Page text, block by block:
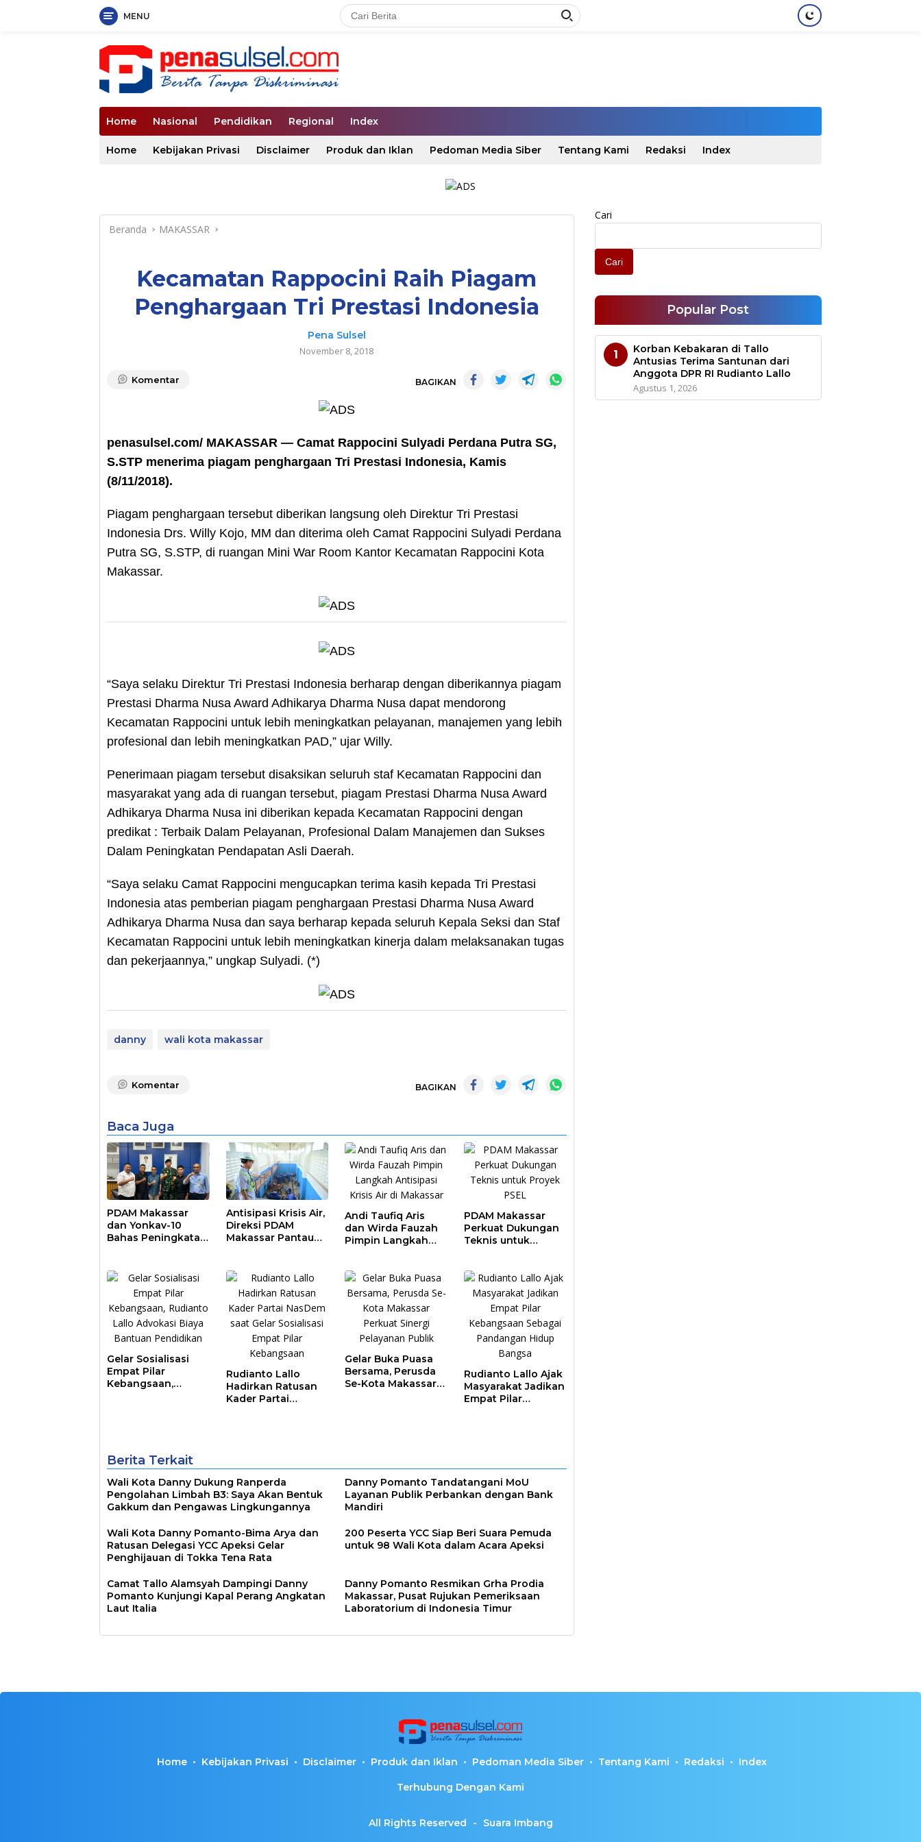
MENU
Home Nasional Pendidikan Regional Index
Home Kebijakan Privasi Disclaimer Produk dan Iklan Pedoman Media Siber Tentang Kami Redaksi Index
Beranda MAKASSAR
Kecamatan Rappocini Raih Piagam
Penghargaan Tri Prestasi Indonesia
Pena Sulsel
November 8, 2018
Komentar BAGIKAN
penasulsel.com/ MAKASSAR — Camat Rappocini Sulyadi Perdana Putra SG,
S.STP menerima piagam penghargaan Tri Prestasi Indonesia, Kamis
(8/11/2018).
Piagam penghargaan tersebut diberikan langsung oleh Direktur Tri Prestasi
Indonesia Drs. Willy Kojo, MM dan diterima oleh Camat Rappocini Sulyadi Perdana
Putra SG, S.STP, di ruangan Mini War Room Kantor Kecamatan Rappocini Kota
Makassar.
“Saya selaku Direktur Tri Prestasi Indonesia berharap dengan diberikannya piagam
Prestasi Dharma Nusa Award Adhikarya Dharma Nusa dapat mendorong
Kecamatan Rappocini untuk lebih meningkatkan pelayanan, manajemen yang lebih
profesional dan lebih meningkatkan PAD,” ujar Willy.
Penerimaan piagam tersebut disaksikan seluruh staf Kecamatan Rappocini dan
masyarakat yang ada di ruangan tersebut, piagam Prestasi Dharma Nusa Award
Adhikarya Dharma Nusa ini diberikan kepada Kecamatan Rappocini dengan
predikat : Terbaik Dalam Pelayanan, Profesional Dalam Manajemen dan Sukses
Dalam Peningkatan Pendapatan Asli Daerah.
“Saya selaku Camat Rappocini mengucapkan terima kasih kepada Tri Prestasi
Indonesia atas pemberian piagam penghargaan Prestasi Dharma Nusa Award
Adhikarya Dharma Nusa dan saya berharap kepada seluruh Kepala Seksi dan Staf
Kecamatan Rappocini untuk lebih meningkatkan kinerja dalam melaksanakan tugas
dan pekerjaannya,” ungkap Sulyadi. (*)
danny wali kota makassar
Komentar BAGIKAN
Baca Juga
PDAM Makassar
dan Yonkav-10
Bahas Peningkatan
Antisipasi Krisis Air,
Direksi PDAM
Makassar Pantau
Moncongloe
Andi Taufiq Aris
dan Wirda Fauzah
Pimpin Langkah
PDAM Makassar
Perkuat Dukungan
Teknis untuk
Gelar Sosialisasi
Empat Pilar
Kebangsaan,
Rudianto Lallo
Hadirkan Ratusan
Kader Partai
Gelar Buka Puasa
Bersama, Perusda
Se-Kota Makassar
Rudianto Lallo Ajak
Masyarakat Jadikan
Empat Pilar
Berita Terkait
Wali Kota Danny Dukung Ranperda
Pengolahan Limbah B3: Saya Akan Bentuk
Gakkum dan Pengawas Lingkungannya
Danny Pomanto Tandatangani MoU
Layanan Publik Perbankan dengan Bank
Mandiri
Wali Kota Danny Pomanto-Bima Arya dan
Ratusan Delegasi YCC Apeksi Gelar
Penghijauan di Tokka Tena Rata
200 Peserta YCC Siap Beri Suara Pemuda
untuk 98 Wali Kota dalam Acara Apeksi
Camat Tallo Alamsyah Dampingi Danny
Pomanto Kunjungi Kapal Perang Angkatan
Laut Italia
Danny Pomanto Resmikan Grha Prodia
Makassar, Pusat Rujukan Pemeriksaan
Laboratorium di Indonesia Timur
Cari
Cari
Popular Post
1
Korban Kebakaran di Tallo
Antusias Terima Santunan dari
Anggota DPR RI Rudianto Lallo
Agustus 1, 2026
Home Kebijakan Privasi Disclaimer Produk dan Iklan Pedoman Media Siber Tentang Kami Redaksi Index
Terhubung Dengan Kami
All Rights Reserved - Suara Imbang